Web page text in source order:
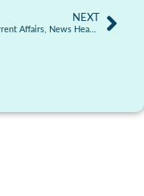
NEXT
Daily Current Affairs, News Headlines 09.05.2026